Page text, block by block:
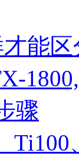
能
骤